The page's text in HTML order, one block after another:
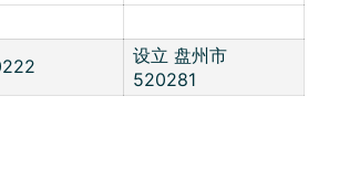
设立 盘州市
520281